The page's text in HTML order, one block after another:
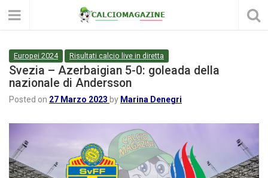
Europei 2024 Risultati calcio live in diretta
Svezia – Azerbaigian 5-0: goleada della
nazionale di Andersson
Posted on 27 Marzo 2023 by Marina Denegri